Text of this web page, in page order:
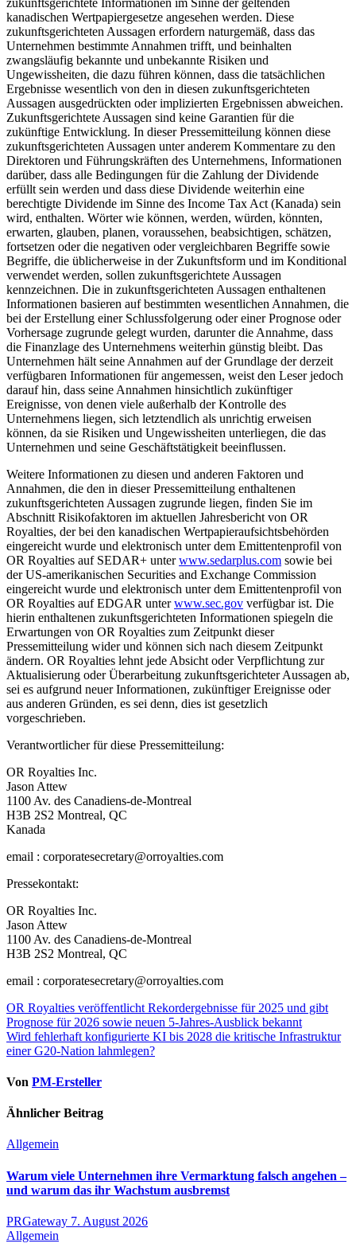
kanadischen Wertpapiergesetze angesehen werden. Diese
zukunftsgerichteten Aussagen erfordern naturgemäß, dass das
Unternehmen bestimmte Annahmen trifft, und beinhalten
zwangsläufig bekannte und unbekannte Risiken und
Ungewissheiten, die dazu führen können, dass die tatsächlichen
Ergebnisse wesentlich von den in diesen zukunftsgerichteten
Aussagen ausgedrückten oder implizierten Ergebnissen abweichen.
Zukunftsgerichtete Aussagen sind keine Garantien für die
zukünftige Entwicklung. In dieser Pressemitteilung können diese
zukunftsgerichteten Aussagen unter anderem Kommentare zu den
Direktoren und Führungskräften des Unternehmens, Informationen
darüber, dass alle Bedingungen für die Zahlung der Dividende
erfüllt sein werden und dass diese Dividende weiterhin eine
berechtigte Dividende im Sinne des Income Tax Act (Kanada) sein
wird, enthalten. Wörter wie können, werden, würden, könnten,
erwarten, glauben, planen, voraussehen, beabsichtigen, schätzen,
fortsetzen oder die negativen oder vergleichbaren Begriffe sowie
Begriffe, die üblicherweise in der Zukunftsform und im Konditional
verwendet werden, sollen zukunftsgerichtete Aussagen
kennzeichnen. Die in zukunftsgerichteten Aussagen enthaltenen
Informationen basieren auf bestimmten wesentlichen Annahmen, die
bei der Erstellung einer Schlussfolgerung oder einer Prognose oder
Vorhersage zugrunde gelegt wurden, darunter die Annahme, dass
die Finanzlage des Unternehmens weiterhin günstig bleibt. Das
Unternehmen hält seine Annahmen auf der Grundlage der derzeit
verfügbaren Informationen für angemessen, weist den Leser jedoch
darauf hin, dass seine Annahmen hinsichtlich zukünftiger
Ereignisse, von denen viele außerhalb der Kontrolle des
Unternehmens liegen, sich letztendlich als unrichtig erweisen
können, da sie Risiken und Ungewissheiten unterliegen, die das
Unternehmen und seine Geschäftstätigkeit beeinflussen.
Weitere Informationen zu diesen und anderen Faktoren und
Annahmen, die den in dieser Pressemitteilung enthaltenen
zukunftsgerichteten Aussagen zugrunde liegen, finden Sie im
Abschnitt Risikofaktoren im aktuellen Jahresbericht von OR
Royalties, der bei den kanadischen Wertpapieraufsichtsbehörden
eingereicht wurde und elektronisch unter dem Emittentenprofil von
OR Royalties auf SEDAR+ unterwww.sedarplus.com sowie bei
der US-amerikanischen Securities and Exchange Commission
eingereicht wurde und elektronisch unter dem Emittentenprofil von
OR Royalties auf EDGAR unterwww.sec.gov verfügbar ist. Die
hierin enthaltenen zukunftsgerichteten Informationen spiegeln die
Erwartungen von OR Royalties zum Zeitpunkt dieser
Pressemitteilung wider und können sich nach diesem Zeitpunkt
ändern. OR Royalties lehnt jede Absicht oder Verpflichtung zur
Aktualisierung oder Überarbeitung zukunftsgerichteter Aussagen ab,
sei es aufgrund neuer Informationen, zukünftiger Ereignisse oder
aus anderen Gründen, es sei denn, dies ist gesetzlich
vorgeschrieben.
Verantwortlicher für diese Pressemitteilung:
OR Royalties Inc.
Jason Attew
1100 Av. des Canadiens-de-Montreal
H3B 2S2 Montreal, QC
Kanada
email : corporatesecretary@orroyalties.com
Pressekontakt:
OR Royalties Inc.
Jason Attew
1100 Av. des Canadiens-de-Montreal
H3B 2S2 Montreal, QC
email : corporatesecretary@orroyalties.com
Beitragsnavigation
OR Royalties veröffentlicht Rekordergebnisse für 2025 und gibt
Prognose für 2026 sowie neuen 5-Jahres-Ausblick bekannt
Wird fehlerhaft konfigurierte KI bis 2028 die kritische Infrastruktur
einer G20-Nation lahmlegen?
Von PM-Ersteller
Ähnlicher Beitrag
Allgemein
Warum viele Unternehmen ihre Vermarktung falsch angehen –
und warum das ihr Wachstum ausbremst
PRGateway 7. August 2026
Allgemein